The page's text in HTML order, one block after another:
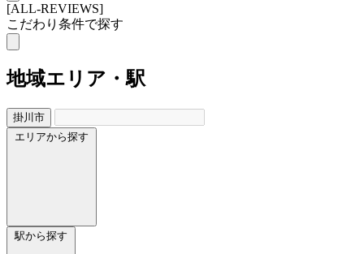
[ALL-REVIEWS]
こだわり条件で探す
地域エリア・駅
掛川市
エリアから探す
駅から探す